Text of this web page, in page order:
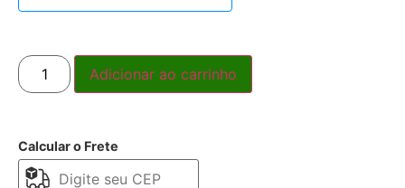
Adicionar ao carrinho
Calcular o Frete